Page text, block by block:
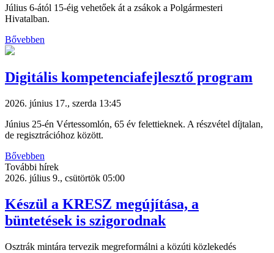
Július 6-ától 15-éig vehetőek át a zsákok a Polgármesteri
Hivatalban.
Bővebben
Digitális kompetenciafejlesztő program
2026. június 17., szerda 13:45
Június 25-én Vértessomlón, 65 év felettieknek. A részvétel díjtalan,
de regisztrációhoz között.
Bővebben
További hírek
2026. július 9., csütörtök 05:00
Készül a KRESZ megújítása, a
büntetések is szigorodnak
Osztrák mintára tervezik megreformálni a közúti közlekedés